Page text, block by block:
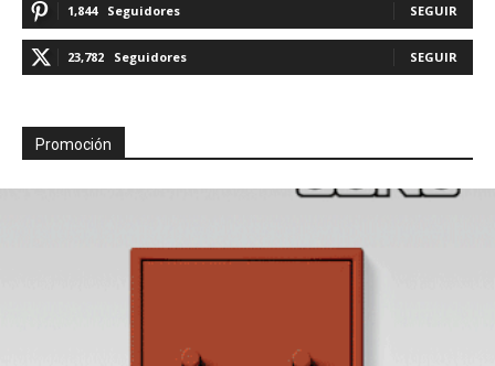
1,844 Seguidores SEGUIR
23,782 Seguidores SEGUIR
Promoción